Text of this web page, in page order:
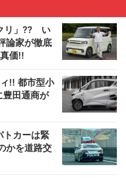
リ」?? い
論家が徹底
価!!
!! 都市型小
田通商が
トカーは緊
かを道路交